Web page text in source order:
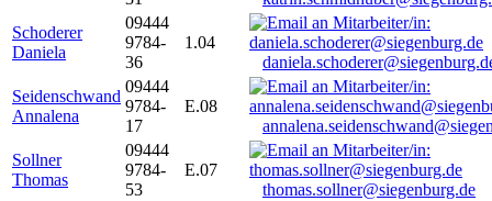
Schoderer
Daniela
09444
9784-
36
1.04
Seidenschwand
Annalena
09444
9784-
17
E.08
Sollner
Thomas
09444
9784-
53
E.07
thomas.sollner@siegenburg.de